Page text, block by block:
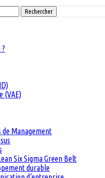
Rechercher
(VAE)
de Management
Six Sigma Green Belt
durable